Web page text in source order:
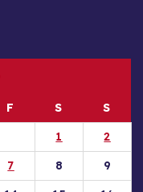
F S
S
1
2
7 8
9